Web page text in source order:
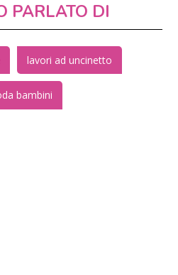
PARLATO DI
lavori ad uncinetto
bambini